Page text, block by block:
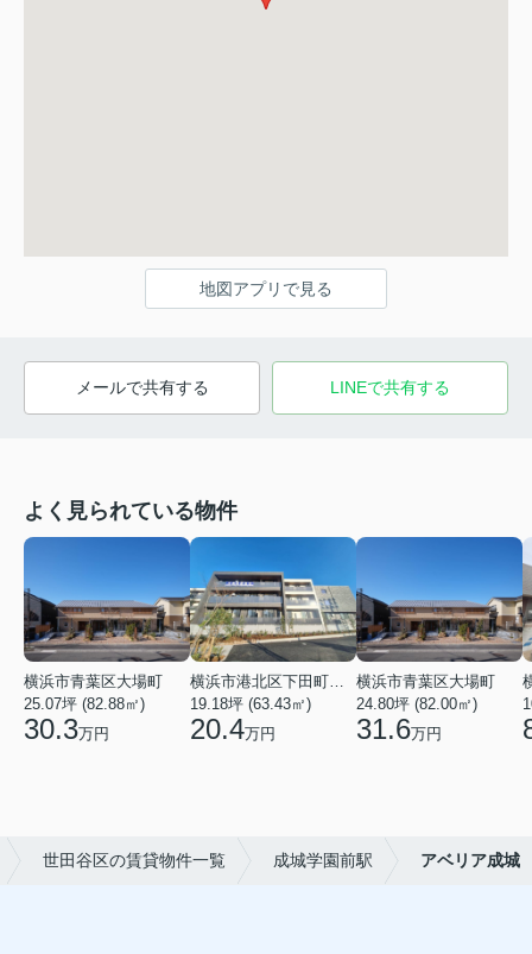
地図アプリで見る
メールで共有する LINEで共有する
よく見られている物件
横浜市青葉区大場町
25.07坪 (82.88㎡)
30.3万円
19.18坪 (63.43㎡)
20.4万円
横浜市青葉区大場町
24.80坪 (82.00㎡)
31.6万円
世田谷区の賃貸物件一覧 成城学園前駅 アベリア成城